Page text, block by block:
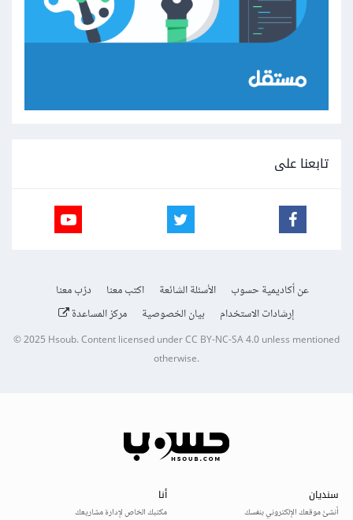
تابعنا على
عن أكاديمية حسوب الأسئلة الشائعة اكتب معنا
درّب معنا
إرشادات الاستخدام
بيان الخصوصية مركز المساعدة
© 2025Hsoub.Content licensed underCC BY-NC-SA 4.0unless mentioned
otherwise.